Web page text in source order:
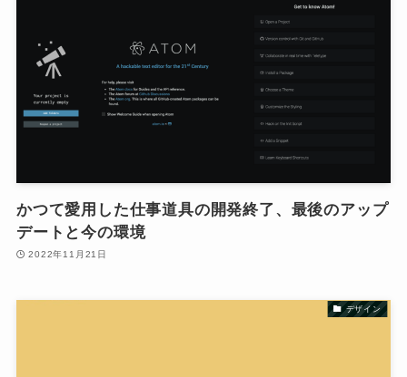
かつて愛用した仕事道具の開発終了、最後のアップ
デートと今の環境
2022年11月21日
デザイン